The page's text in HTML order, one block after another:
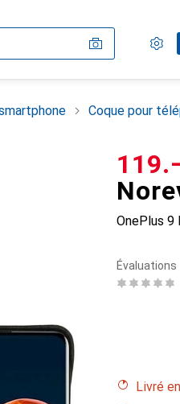
Panier
Coque pour
OnePlus 9
CHF
Évaluations
Livré